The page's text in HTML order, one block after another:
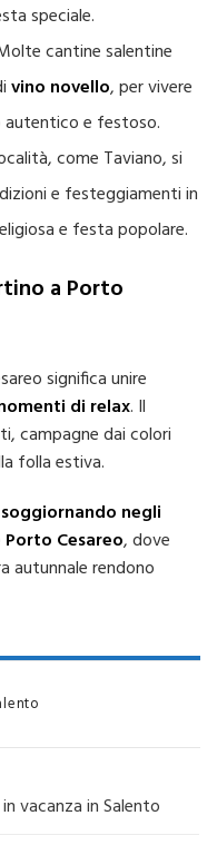
speciale.
cantine salentine
vino novello, per vivere
e festoso.
come Taviano, si
e festeggiamenti in
e festa popolare.
a Porto
significa unire
di relax. Il
campagne dai colori
folla estiva.
negli
Cesareo, dove
autunnale rendono
vacanza in Salento